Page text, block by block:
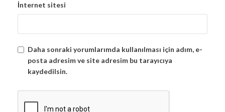
İnternet sitesi
Daha sonraki yorumlarımda kullanılması için adım, e-
posta adresim ve site adresim bu tarayıcıya
kaydedilsin.